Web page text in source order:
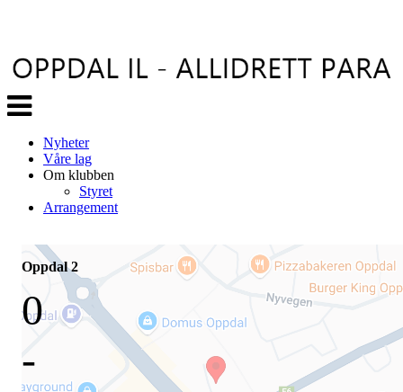
Veksle
navigasjon
Nyheter
Våre lag
Om klubben
Styret
Arrangement
Oppdal 2
0
-